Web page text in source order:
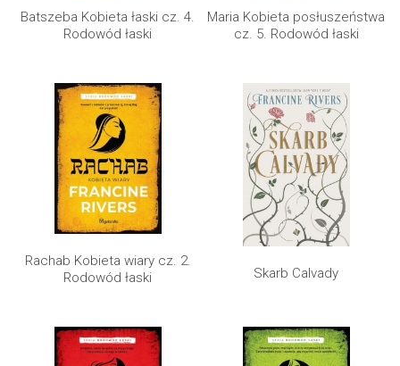
Batszeba Kobieta łaski cz. 4.
Rodowód łaski
Maria Kobieta posłuszeństwa
cz. 5. Rodowód łaski
Rachab Kobieta wiary cz. 2.
Rodowód łaski
Skarb Calvady